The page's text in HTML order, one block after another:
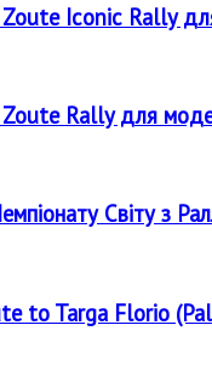
Zoute Iconic Rally
Zoute Rally для
Світу з
to Targa Florio